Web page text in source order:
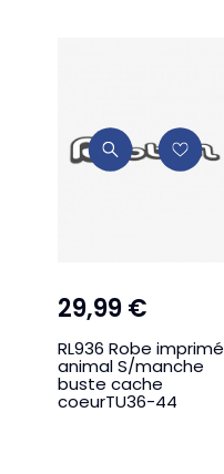
29,99 €
RL936 Robe imprimé
animal S/manche
buste cache
coeurTU36-44